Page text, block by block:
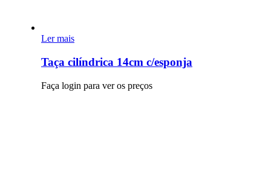
Ler mais
Taça cilíndrica 14cm c/esponja
Faça login para ver os preços